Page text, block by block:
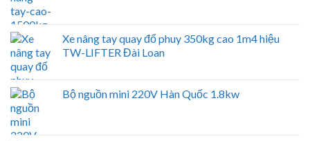
Xe nâng tay quay đổ phuy 350kg cao 1m4 hiệu
TW-LIFTER Đài Loan
Bộ nguồn mini 220V Hàn Quốc 1.8kw